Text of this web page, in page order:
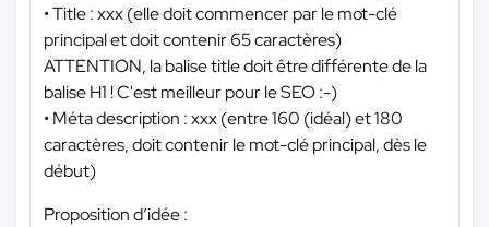
• Title : xxx (elle doit commencer par le mot-clé
principal et doit contenir 65 caractères)
ATTENTION, la balise title doit être différente de la
balise H1 ! C'est meilleur pour le SEO :-)
• Méta description : xxx (entre 160 (idéal) et 180
caractères, doit contenir le mot-clé principal, dès le
début)
Proposition d’idée :